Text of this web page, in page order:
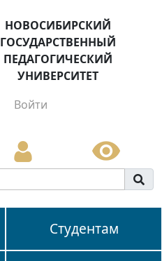
НОВОСИБИРСКИЙ
ГОСУДАРСТВЕННЫЙ
ПЕДАГОГИЧЕСКИЙ
УНИВЕРСИТЕТ
Войти
Студентам